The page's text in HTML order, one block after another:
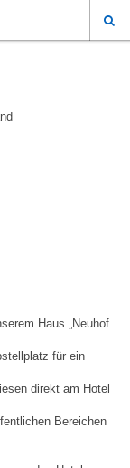
Haus „Neuhof
für ein
direkt am Hotel
Bereichen